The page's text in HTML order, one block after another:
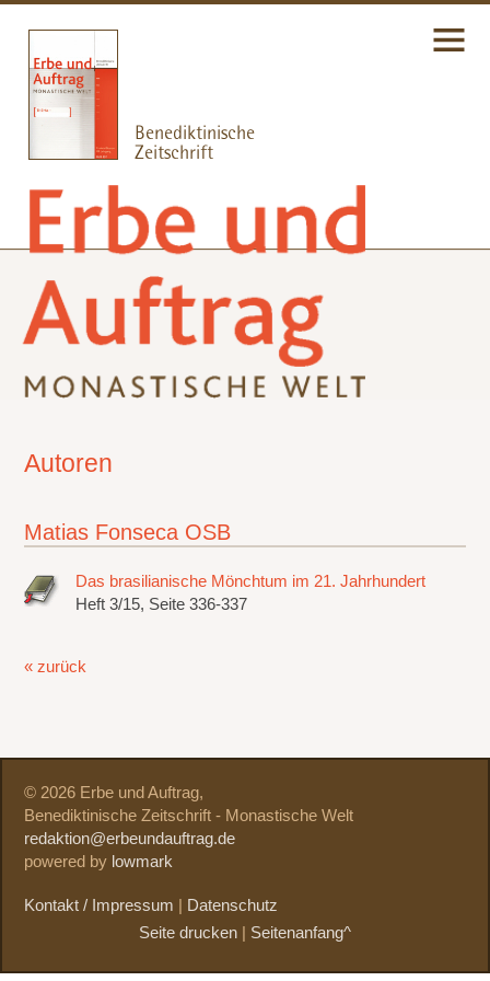
Autoren
Matias Fonseca OSB
Das brasilianische Mönchtum im 21. Jahrhundert
Heft 3/15, Seite 336-337
« zurück
© 2026 Erbe und Auftrag,
Benediktinische Zeitschrift - Monastische Welt
redaktion@erbeundauftrag.de
powered by lowmark
Kontakt / Impressum
Datenschutz
Seite drucken
Seitenanfang^